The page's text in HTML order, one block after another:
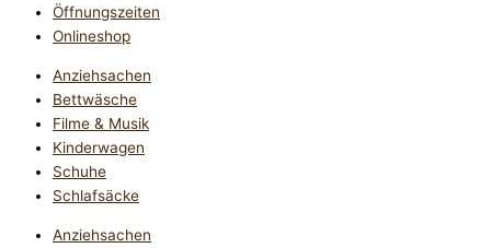
Öffnungszeiten
Onlineshop
Anziehsachen
Bettwäsche
Filme & Musik
Kinderwagen
Schuhe
Schlafsäcke
Anziehsachen